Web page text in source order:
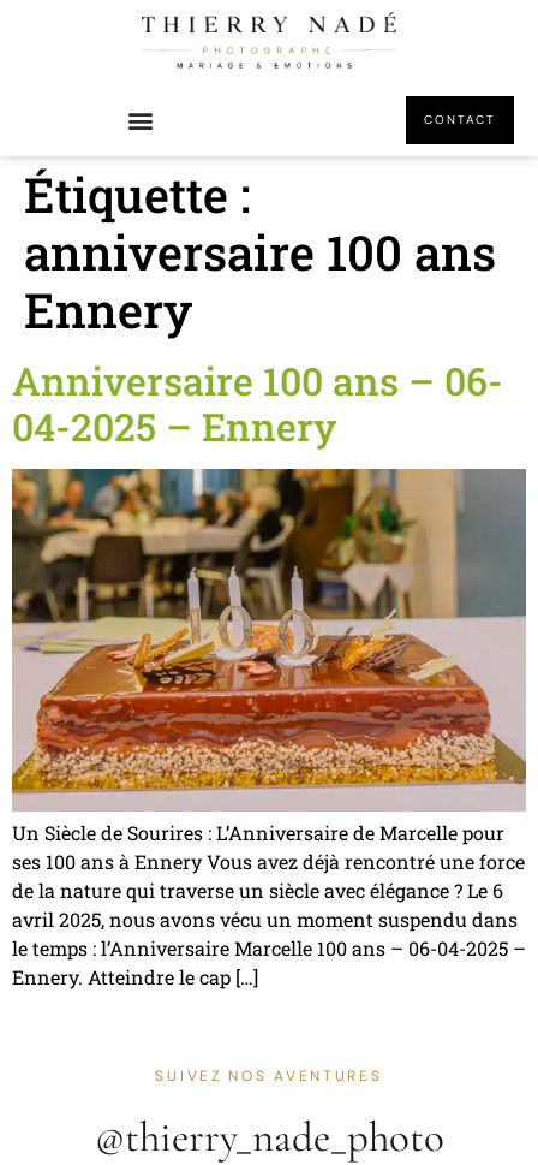
CONTACT
Étiquette :
anniversaire 100 ans
Ennery
Anniversaire 100 ans – 06-
04-2025 – Ennery
Un Siècle de Sourires : L’Anniversaire de Marcelle pour
ses 100 ans à Ennery Vous avez déjà rencontré une force
de la nature qui traverse un siècle avec élégance ? Le 6
avril 2025, nous avons vécu un moment suspendu dans
le temps : l’Anniversaire Marcelle 100 ans – 06-04-2025 –
Ennery. Atteindre le cap […]
SUIVEZ NOS AVENTURES
@thierry_nade_photo